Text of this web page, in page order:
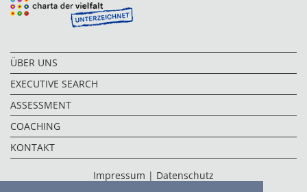
ÜBER UNS
EXECUTIVE SEARCH
ASSESSMENT
COACHING
KONTAKT
Impressum | Datenschutz